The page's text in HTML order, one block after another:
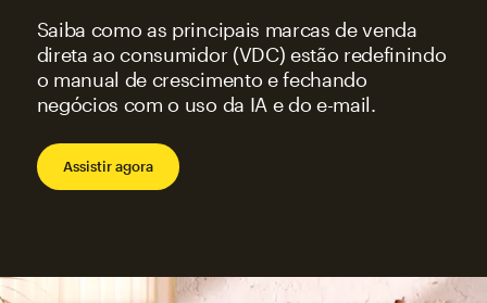
Saiba como as principais marcas de venda
direta ao consumidor (VDC) estão redefinindo
o manual de crescimento e fechando
negócios com o uso da IA e do e-mail.
Assistir agora